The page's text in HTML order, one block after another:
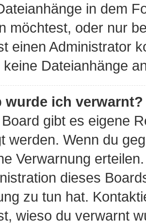
in dem
möchtest, oder nur
einen Administrator
Dateianhänge
wurde ich verwarnt?
gibt es eigene
werden. Wenn du
Verwarnung
dieses
zu tun hat.
wieso du verwarnt